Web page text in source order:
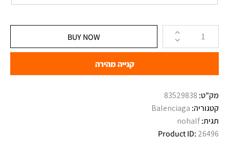
BUY NOW
קנייה מהירה
מק"ט: 83529838
קטגוריה: Balenciaga
תגית:nohalf
Product ID: 26496